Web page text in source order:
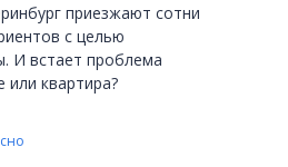
приезжают сотни
с целью
И встает проблема
квартира?